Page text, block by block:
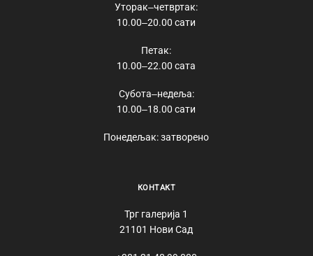
Уторак‒четвртак:
10.00‒20.00 сати
Петак:
10.00‒22.00 сата
Субота‒недеља:
10.00‒18.00 сати
Понедељак: затворено
КОНТАКТ
Трг галерија 1
21101 Нови Сад